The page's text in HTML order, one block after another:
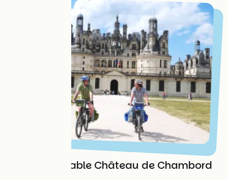
L'incontournable Château de Chambord